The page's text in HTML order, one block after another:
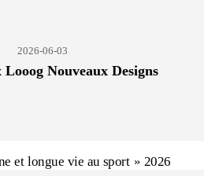
2026-06-03
Looog Nouveaux Designs